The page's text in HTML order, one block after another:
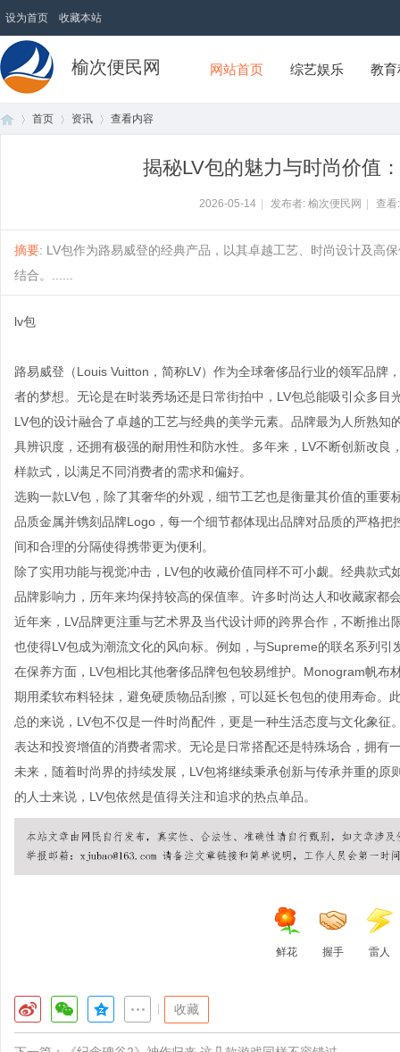
设为首页 收藏本站
榆次便民网 网站首页 综艺娱乐 教
首页 资讯 查看内容
揭秘LV包的魅力与时尚价值
2026-05-14 发布者: 榆次便民网 查
摘要: LV包作为路易威登的经典产品，以其卓越工艺、时尚设计及高
结合。......
lv包
路易威登（Louis Vuitton，简称LV）作为全球奢侈品行业的领军品牌
者的梦想。无论是在时装秀场还是日常街拍中，LV包总能吸引众多目
LV包的设计融合了卓越的工艺与经典的美学元素。品牌最为人所熟
具辨识度，还拥有极强的耐用性和防水性。多年来，LV不断创新改
样款式，以满足不同消费者的需求和偏好。
选购一款LV包，除了其奢华的外观，细节工艺也是衡量其价值的重
品质金属并镌刻品牌Logo，每一个细节都体现出品牌对品质的严格
间和合理的分隔使得携带更为便利。
除了实用功能与视觉冲击，LV包的收藏价值同样不可小觑。经典款
品牌影响力，历年来均保持较高的保值率。许多时尚达人和收藏家都
近年来，LV品牌更注重与艺术界及当代设计师的跨界合作，不断推
也使得LV包成为潮流文化的风向标。例如，与Supreme的联名系列
在保养方面，LV包相比其他奢侈品牌包包较易维护。Monogram帆
期用柔软布料轻抹，避免硬质物品刮擦，可以延长包包的使用寿命。
总的来说，LV包不仅是一件时尚配件，更是一种生活态度与文化象
表达和投资增值的消费者需求。无论是日常搭配还是特殊场合，拥有
未来，随着时尚界的持续发展，LV包将继续秉承创新与传承并重的
的人士来说，LV包依然是值得关注和追求的热点单品。
鲜花 握手 雷人
收藏